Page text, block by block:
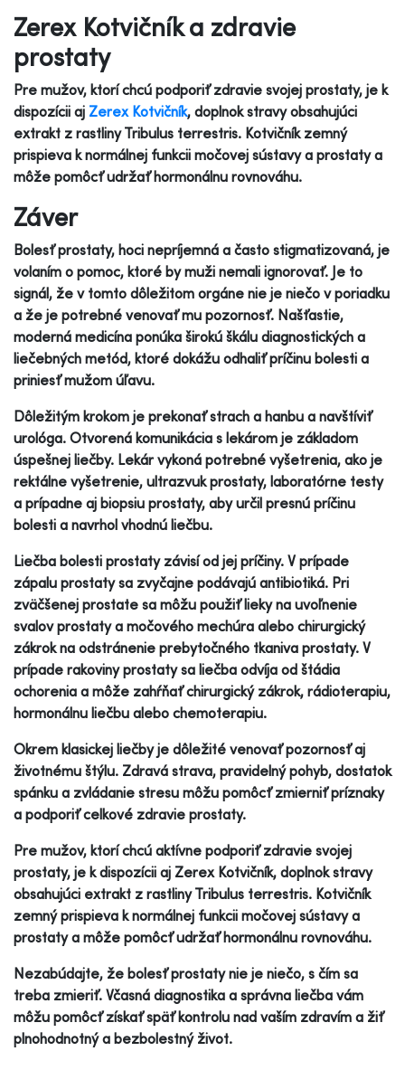
Zerex Kotvičník a zdravie
prostaty
Pre mužov, ktorí chcú podporiť zdravie svojej prostaty, je k
dispozícii aj Zerex Kotvičník, doplnok stravy obsahujúci
extrakt z rastliny Tribulus terrestris. Kotvičník zemný
prispieva k normálnej funkcii močovej sústavy a prostaty a
môže pomôcť udržať hormonálnu rovnováhu.
Záver
Bolesť prostaty, hoci nepríjemná a často stigmatizovaná, je
volaním o pomoc, ktoré by muži nemali ignorovať. Je to
signál, že v tomto dôležitom orgáne nie je niečo v poriadku
a že je potrebné venovať mu pozornosť. Našťastie,
moderná medicína ponúka širokú škálu diagnostických a
liečebných metód, ktoré dokážu odhaliť príčinu bolesti a
priniesť mužom úľavu.
Dôležitým krokom je prekonať strach a hanbu a navštíviť
urológa. Otvorená komunikácia s lekárom je základom
úspešnej liečby. Lekár vykoná potrebné vyšetrenia, ako je
rektálne vyšetrenie, ultrazvuk prostaty, laboratórne testy
a prípadne aj biopsiu prostaty, aby určil presnú príčinu
bolesti a navrhol vhodnú liečbu.
Liečba bolesti prostaty závisí od jej príčiny. V prípade
zápalu prostaty sa zvyčajne podávajú antibiotiká. Pri
zväčšenej prostate sa môžu použiť lieky na uvoľnenie
svalov prostaty a močového mechúra alebo chirurgický
zákrok na odstránenie prebytočného tkaniva prostaty. V
prípade rakoviny prostaty sa liečba odvíja od štádia
ochorenia a môže zahŕňať chirurgický zákrok, rádioterapiu,
hormonálnu liečbu alebo chemoterapiu.
Okrem klasickej liečby je dôležité venovať pozornosť aj
životnému štýlu. Zdravá strava, pravidelný pohyb, dostatok
spánku a zvládanie stresu môžu pomôcť zmierniť príznaky
a podporiť celkové zdravie prostaty.
Pre mužov, ktorí chcú aktívne podporiť zdravie svojej
prostaty, je k dispozícii aj Zerex Kotvičník, doplnok stravy
obsahujúci extrakt z rastliny Tribulus terrestris. Kotvičník
zemný prispieva k normálnej funkcii močovej sústavy a
prostaty a môže pomôcť udržať hormonálnu rovnováhu.
Nezabúdajte, že bolesť prostaty nie je niečo, s čím sa
treba zmieriť. Včasná diagnostika a správna liečba vám
môžu pomôcť získať späť kontrolu nad vaším zdravím a žiť
plnohodnotný a bezbolestný život.